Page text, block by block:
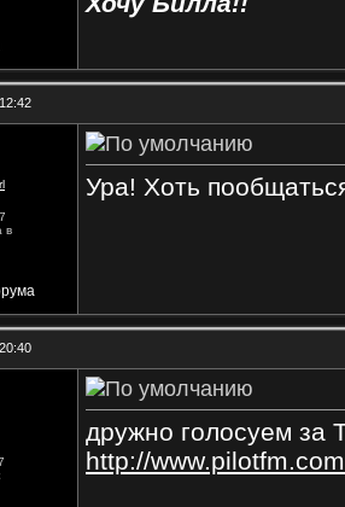
в
Ура! Хоть
дружно голосуем за
http://